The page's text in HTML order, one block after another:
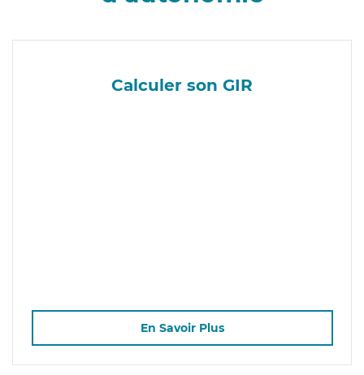
Calculer son GIR
En Savoir Plus